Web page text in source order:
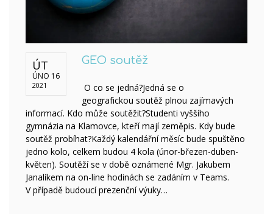
ÚT
ÚNO 16
2021
GEO soutěž
O co se jedná?Jedná se o
geografickou soutěž plnou zajímavých
informací. Kdo může soutěžit?Studenti vyššího
gymnázia na Klamovce, kteří mají zeměpis. Kdy bude
soutěž probíhat?Každý kalendářní měsíc bude spuštěno
jedno kolo, celkem budou 4 kola (únor-březen-duben-
květen). Soutěží se v době oznámené Mgr. Jakubem
Janalíkem na on-line hodinách se zadáním v Teams.
V případě budoucí prezenční výuky…